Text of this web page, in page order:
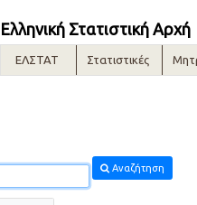
Ελληνική Στατιστική Αρχή
ΕΛΣΤΑΤ Στατιστικές
Αναζήτηση